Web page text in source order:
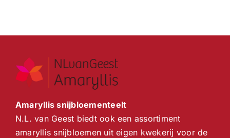
Amaryllis snijbloementeelt
N.L. van Geest biedt ook een assortiment
amaryllis snijbloemen uit eigen kwekerij voor de